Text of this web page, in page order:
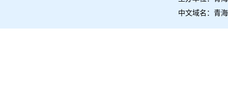
中文域名：青